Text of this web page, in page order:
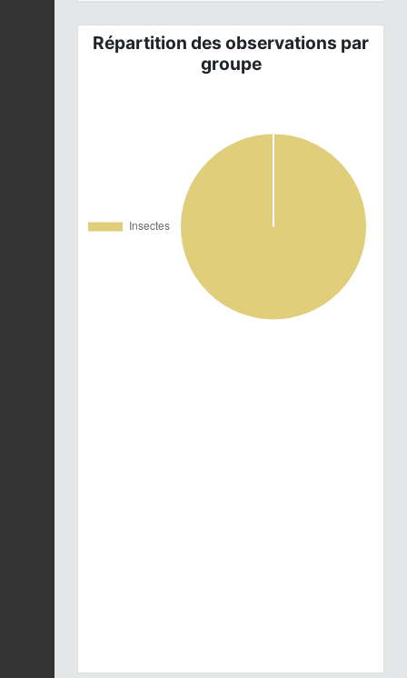
Répartition des observations par
groupe